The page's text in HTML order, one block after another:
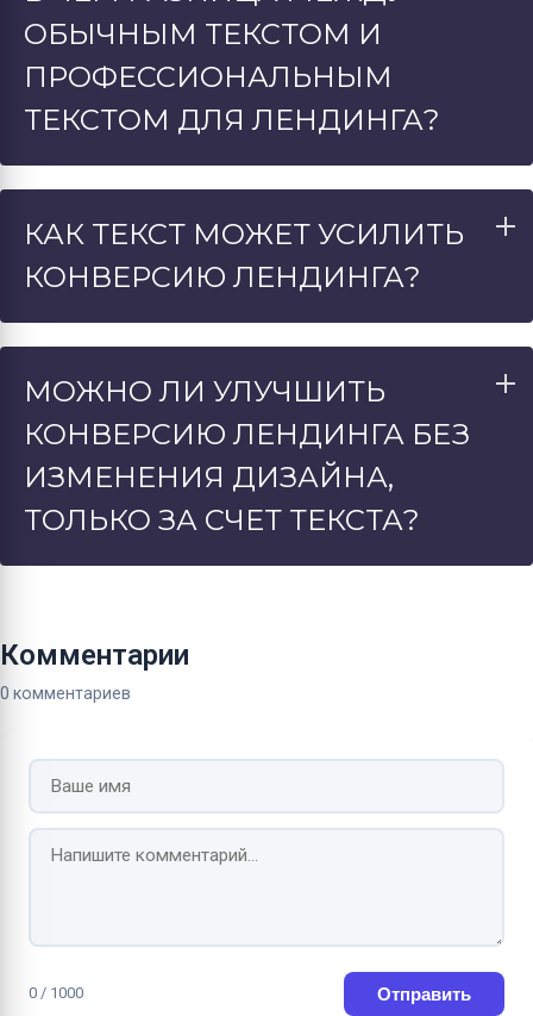
ОБЫЧНЫМ ТЕКСТОМ И
ПРОФЕССИОНАЛЬНЫМ
ТЕКСТОМ ДЛЯ ЛЕНДИНГА?
КАК ТЕКСТ МОЖЕТ УСИЛИТЬ
КОНВЕРСИЮ ЛЕНДИНГА?
МОЖНО ЛИ УЛУЧШИТЬ
КОНВЕРСИЮ ЛЕНДИНГА БЕЗ
ИЗМЕНЕНИЯ ДИЗАЙНА,
ТОЛЬКО ЗА СЧЕТ ТЕКСТА?